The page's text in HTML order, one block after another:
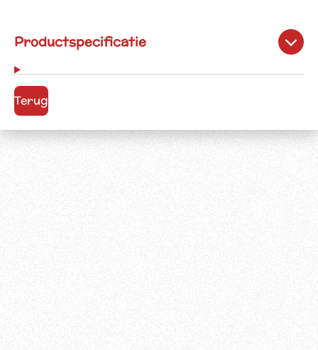
Productspecificatie
Terug